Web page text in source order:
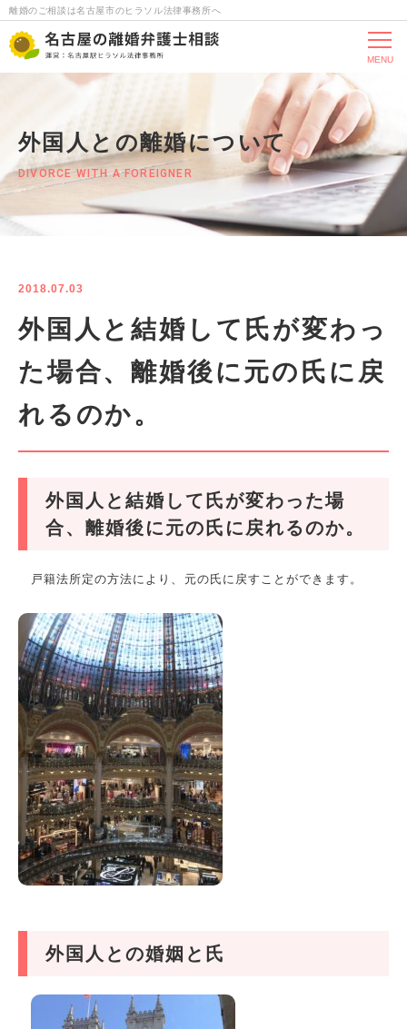
離婚のご相談は名古屋市のヒラソル法律事務所へ
MENU
外国人との離婚について
DIVORCE WITH A FOREIGNER
2018.07.03
外国人と結婚して氏が変わっ
た場合、離婚後に元の氏に戻
れるのか。
外国人と結婚して氏が変わった場
合、離婚後に元の氏に戻れるのか。
戸籍法所定の方法により、元の氏に戻すことができます。
外国人との婚姻と氏